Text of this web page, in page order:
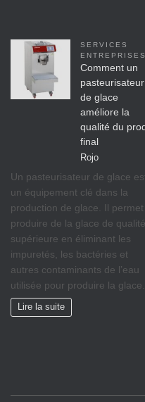
SERVICES
ENTREPRISES
Comment un
pasteurisateur
de glace
améliore la
qualité du
final
Rojo
Un pasteurisateur de glace
un équipement clé dans la
production de glace. Il permet
produire de la glace de qualité
supérieure en éliminant les
impuretés, les bactéries et
autres contaminants de l’eau
utilisée pour produire la glace.
Lire la suite